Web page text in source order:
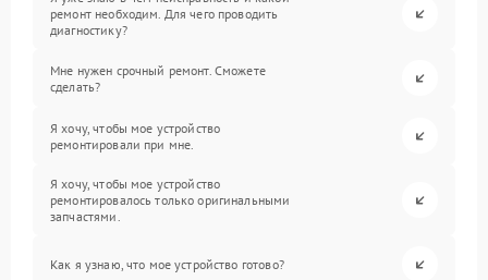
ремонт необходим. Для чего проводить
диагностику?
Мне нужен срочный ремонт. Сможете
сделать?
Я хочу, чтобы мое устройство
ремонтировали при мне.
Я хочу, чтобы мое устройство
ремонтировалось только оригинальными
запчастями.
Как я узнаю, что мое устройство готово?